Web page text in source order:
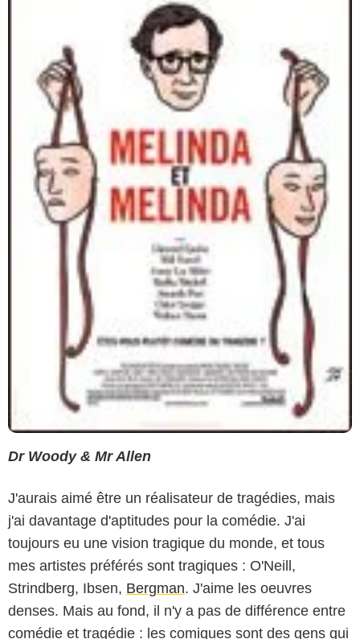
Dr Woody & Mr Allen
J'aurais aimé être un réalisateur de tragédies, mais
j'ai davantage d'aptitudes pour la comédie. J'ai
toujours eu une vision tragique du monde, et tous
mes artistes préférés sont tragiques : O'Neill,
Strindberg, Ibsen, Bergman. J'aime les oeuvres
denses. Mais au fond, il n'y a pas de différence entre
comédie et tragédie : les comiques sont des gens qui